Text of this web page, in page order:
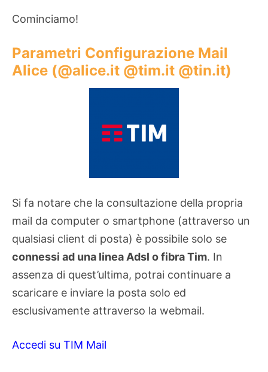
Cominciamo!
Parametri Configurazione Mail
Alice (@alice.it @tim.it @tin.it)
Si fa notare che la consultazione della propria
mail da computer o smartphone (attraverso un
qualsiasi client di posta) è possibile solo se
connessi ad una linea Adsl o fibra Tim. In
assenza di quest’ultima, potrai continuare a
scaricare e inviare la posta solo ed
esclusivamente attraverso la webmail.
Accedi su TIM Mail